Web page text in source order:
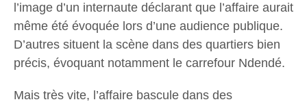
l’image d’un internaute déclarant que l’affaire aurait
même été évoquée lors d’une audience publique.
D’autres situent la scène dans des quartiers bien
précis, évoquant notamment le carrefour Ndendé.
Mais très vite, l’affaire bascule dans des